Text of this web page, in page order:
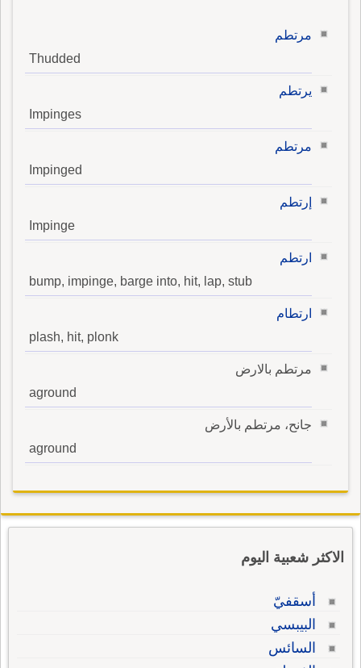
مرتطم
Thudded
يرتطم
Impinges
مرتطم
Impinged
إرتطم
Impinge
ارتطم
bump, impinge, barge into, hit, lap, stub
ارتطام
plash, hit, plonk
مرتطم بالارض
aground
جانح، مرتطم بالأرض
aground
الاكثر شعبية اليوم
أسقفيّ
البيبسي
السائس